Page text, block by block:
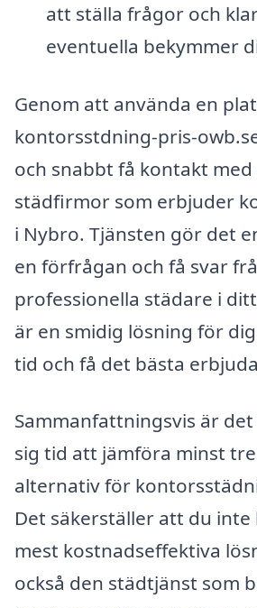
att ställa frågor och
eventuella bekymmer
Genom att använda en
kontorsstdning-pris-
och snabbt få kontakt med
städfirmor som erbjuder
i Nybro. Tjänsten gör det
en förfrågan och få svar
professionella städare i
är en smidig lösning för
tid och få det bästa
Sammanfattningsvis är
sig tid att jämföra minst
alternativ för
Det säkerställer att du
mest kostnadseffektiva
också den städtjänst som